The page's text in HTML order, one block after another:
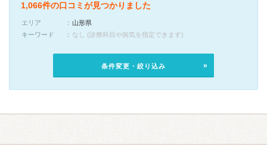
1,066件の口コミが見つかりました
エリア
山形県
キーワード
なし (診療科目や病気を指定できます)
条件変更・絞り込み